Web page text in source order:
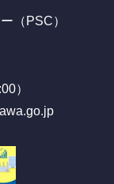
（PSC）
）